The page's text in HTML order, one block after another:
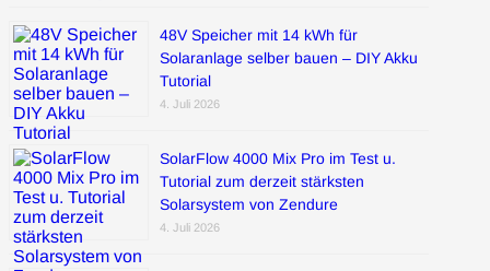
48V Speicher mit 14 kWh für
Solaranlage selber bauen – DIY Akku
Tutorial
4. Juli 2026
SolarFlow 4000 Mix Pro im Test u.
Tutorial zum derzeit stärksten
Solarsystem von Zendure
4. Juli 2026